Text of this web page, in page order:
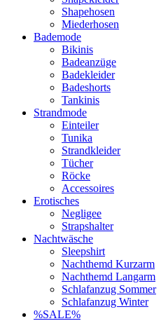
Shapehosen
Miederhosen
Bademode
Bikinis
Badeanzüge
Badekleider
Badeshorts
Tankinis
Strandmode
Einteiler
Tunika
Strandkleider
Tücher
Röcke
Accessoires
Erotisches
Negligee
Strapshalter
Nachtwäsche
Sleepshirt
Nachthemd Kurzarm
Nachthemd Langarm
Schlafanzug Sommer
Schlafanzug Winter
%SALE%